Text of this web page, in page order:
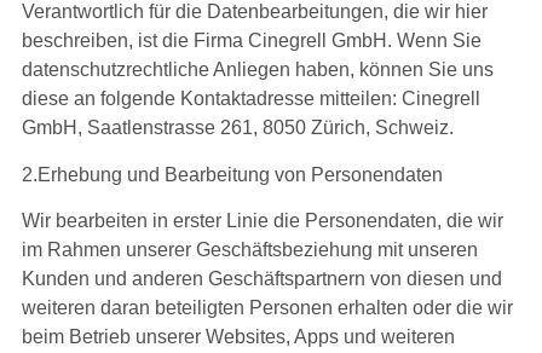
Verantwortlich für die Datenbearbeitungen, die wir hier
beschreiben, ist die Firma Cinegrell GmbH. Wenn Sie
datenschutzrechtliche Anliegen haben, können Sie uns
diese an folgende Kontaktadresse mitteilen: Cinegrell
GmbH, Saatlenstrasse 261, 8050 Zürich, Schweiz.
2.Erhebung und Bearbeitung von Personendaten
Wir bearbeiten in erster Linie die Personendaten, die wir
im Rahmen unserer Geschäftsbeziehung mit unseren
Kunden und anderen Geschäftspartnern von diesen und
weiteren daran beteiligten Personen erhalten oder die wir
beim Betrieb unserer Websites, Apps und weiteren